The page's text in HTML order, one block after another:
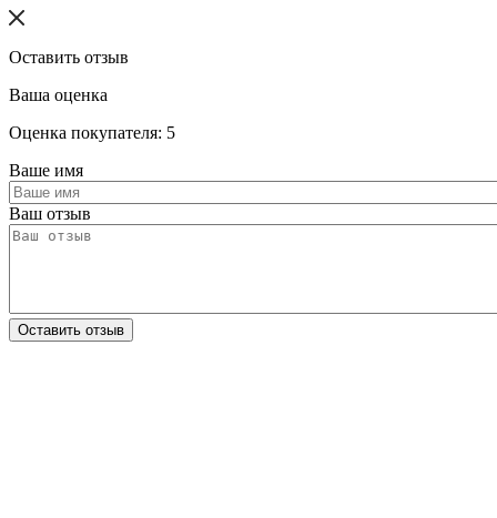
Оставить отзыв
Ваша оценка
Оценка покупателя: 5
Ваше имя
Ваш отзыв